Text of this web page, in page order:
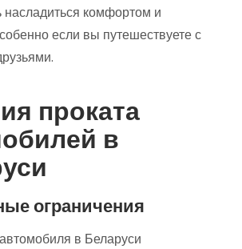
насладиться комфортом и
если вы путешествуете с
проката
в
ограничения
в Беларуси